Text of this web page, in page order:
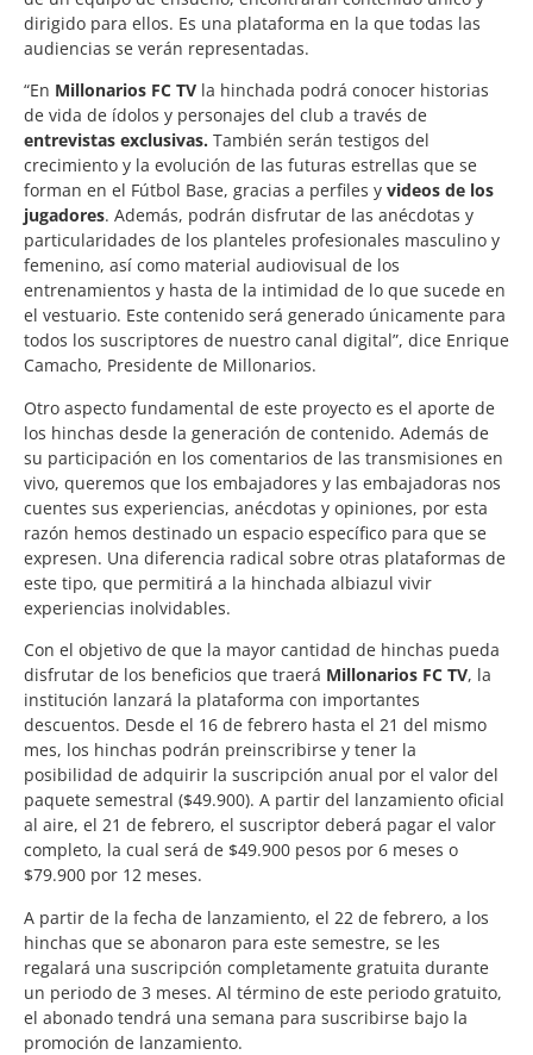
dirigido para ellos. Es una plataforma en la que todas las
audiencias se verán representadas.
“En Millonarios FC TV la hinchada podrá conocer historias
de vida de ídolos y personajes del club a través de
entrevistas exclusivas. También serán testigos del
crecimiento y la evolución de las futuras estrellas que se
forman en el Fútbol Base, gracias a perfiles y videos de los
jugadores. Además, podrán disfrutar de las anécdotas y
particularidades de los planteles profesionales masculino y
femenino, así como material audiovisual de los
entrenamientos y hasta de la intimidad de lo que sucede en
el vestuario. Este contenido será generado únicamente para
todos los suscriptores de nuestro canal digital”, dice Enrique
Camacho, Presidente de Millonarios.
Otro aspecto fundamental de este proyecto es el aporte de
los hinchas desde la generación de contenido. Además de
su participación en los comentarios de las transmisiones en
vivo, queremos que los embajadores y las embajadoras nos
cuentes sus experiencias, anécdotas y opiniones, por esta
razón hemos destinado un espacio específico para que se
expresen. Una diferencia radical sobre otras plataformas de
este tipo, que permitirá a la hinchada albiazul vivir
experiencias inolvidables.
Con el objetivo de que la mayor cantidad de hinchas pueda
disfrutar de los beneficios que traerá Millonarios FC TV, la
institución lanzará la plataforma con importantes
descuentos. Desde el 16 de febrero hasta el 21 del mismo
mes, los hinchas podrán preinscribirse y tener la
posibilidad de adquirir la suscripción anual por el valor del
paquete semestral ($49.900). A partir del lanzamiento oficial
al aire, el 21 de febrero, el suscriptor deberá pagar el valor
completo, la cual será de $49.900 pesos por 6 meses o
$79.900 por 12 meses.
A partir de la fecha de lanzamiento, el 22 de febrero, a los
hinchas que se abonaron para este semestre, se les
regalará una suscripción completamente gratuita durante
un periodo de 3 meses. Al término de este periodo gratuito,
el abonado tendrá una semana para suscribirse bajo la
promoción de lanzamiento.